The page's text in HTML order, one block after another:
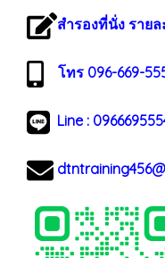
สำรองที่นั่ง ราย
โทร 096-669-
Line :